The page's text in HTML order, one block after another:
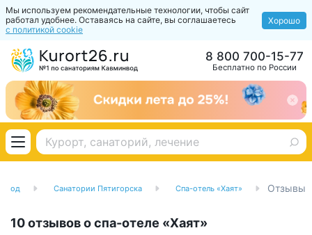
Мы используем рекомендательные технологии, чтобы сайт
работал удобнее. Оставаясь на сайте, вы соглашаетесь
с политикой cookie
Хорошо
Бесплатно по России
8 800 700-15-77
Санатории Пятигорска Спа-отель «Хаят» Отзывы
10 отзывов о спа-отеле «Хаят»